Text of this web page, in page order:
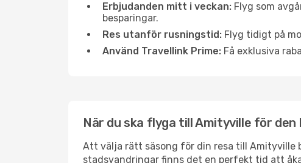
Erbjudanden mitt i veckan: Flyg som
besparingar.
Res utanför rusningstid: Flyg tidigt på
Använd Travellink Prime: Få exklusiva
När du ska flyga till Amityville för den
Att välja rätt säsong för din resa till Amityville
stadsvandringar finns det en perfekt tid att